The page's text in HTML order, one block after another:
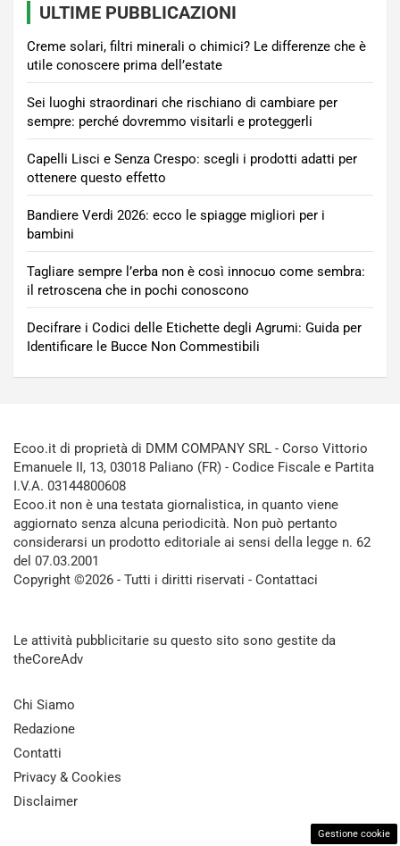
ULTIME PUBBLICAZIONI
Creme solari, filtri minerali o chimici? Le differenze che è
utile conoscere prima dell’estate
Sei luoghi straordinari che rischiano di cambiare per
sempre: perché dovremmo visitarli e proteggerli
Capelli Lisci e Senza Crespo: scegli i prodotti adatti per
ottenere questo effetto
Bandiere Verdi 2026: ecco le spiagge migliori per i
bambini
Tagliare sempre l’erba non è così innocuo come sembra:
il retroscena che in pochi conoscono
Decifrare i Codici delle Etichette degli Agrumi: Guida per
Identificare le Bucce Non Commestibili
Ecoo.it di proprietà di DMM COMPANY SRL - Corso Vittorio
Emanuele II, 13, 03018 Paliano (FR) - Codice Fiscale e Partita
I.V.A. 03144800608
Ecoo.it non è una testata giornalistica, in quanto viene
aggiornato senza alcuna periodicità. Non può pertanto
considerarsi un prodotto editoriale ai sensi della legge n. 62
del 07.03.2001
Copyright ©2026 - Tutti i diritti riservati - Contattaci
Le attività pubblicitarie su questo sito sono gestite da
theCoreAdv
Chi Siamo
Redazione
Contatti
Privacy & Cookies
Disclaimer
Gestione cookie